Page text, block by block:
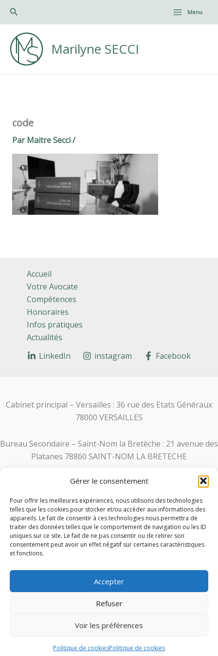
Gérer le consentement
Pour offrir les meilleures expériences, nous utilisons des technologies
telles que les cookies pour stocker et/ou accéder aux informations des
appareils. Le fait de consentir à ces technologies nous permettra de
traiter des données telles que le comportement de navigation ou les ID
uniques sur ce site. Le fait de ne pas consentir ou de retirer son
consentement peut avoir un effet négatif sur certaines caractéristiques
et fonctions.
Accepter
Refuser
Voir les préférences
Politique de cookiesPolitique de cookies
Aller
contenu
Rechercher
Main
Menu
Marilyne SECCI
code
ParMaitre Secci/
Accueil
Votre Avocate
Compétences
Honoraires
Infos pratiques
Actualités
LinkedIn
instagram Facebook
Cabinet principal – Versailles : 36 rue des Etats Généraux
78000 VERSAILLES
Bureau Secondaire – Saint-Nom la Bretèche : 21 avenue des
Platanes 78860 SAINT-NOM LA BRETECHE
Uniquement sur rendez-vous du lundi au vendredi
Contact :
Tél. : 01 30 21 95 27
Mail :ms@crescendo-avocats.com